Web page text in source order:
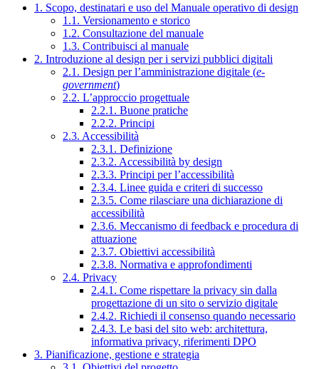
1. Scopo, destinatari e uso del Manuale operativo di design
1.1. Versionamento e storico
1.2. Consultazione del manuale
1.3. Contribuisci al manuale
2. Introduzione al design per i servizi pubblici digitali
2.1. Design per l’amministrazione digitale (e-
government)
2.2. L’approccio progettuale
2.2.1. Buone pratiche
2.2.2. Principi
2.3. Accessibilità
2.3.1. Definizione
2.3.2. Accessibilità by design
2.3.3. Principi per l’accessibilità
2.3.4. Linee guida e criteri di successo
2.3.5. Come rilasciare una dichiarazione di
accessibilità
2.3.6. Meccanismo di feedback e procedura di
attuazione
2.3.7. Obiettivi accessibilità
2.3.8. Normativa e approfondimenti
2.4. Privacy
2.4.1. Come rispettare la privacy sin dalla
progettazione di un sito o servizio digitale
2.4.2. Richiedi il consenso quando necessario
2.4.3. Le basi del sito web: architettura,
informativa privacy, riferimenti DPO
3. Pianificazione, gestione e strategia